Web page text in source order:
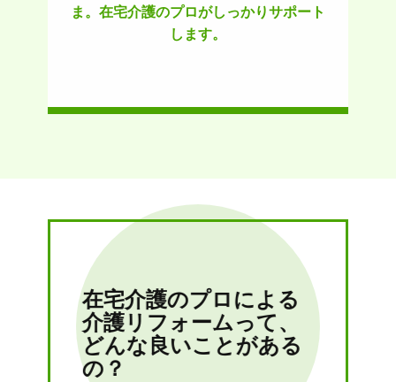
ま。在宅介護のプロがしっかりサポート
します。
在宅介護のプロによる
介護リフォームって、
どんな良いことがある
の？